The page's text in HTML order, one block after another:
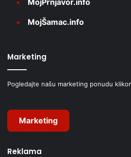
MojŠamac.info
Marketing
Pogledajte našu marketing ponudu
Marketing
Reklama